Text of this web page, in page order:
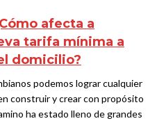
afecta a
tarifa mínima a
domicilio?
podemos lograr cualquier
construir y crear con propósito
ha estado lleno de grandes